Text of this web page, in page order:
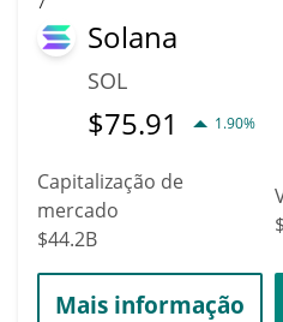
Solana
SOL
$75.91 1.90%
Capitalização de
mercado
$44.2B
Mais informação